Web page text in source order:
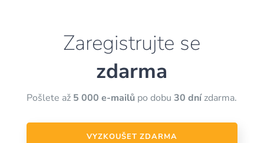
Zaregistrujte se
zdarma
Pošlete až 5 000 e-mailů po dobu 30 dnízdarma.
VYZKOUŠET ZDARMA